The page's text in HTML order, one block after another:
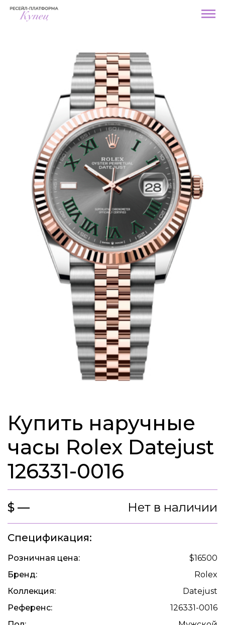
Купить наручные
часы Rolex Datejust
126331-0016
$ — Нет в наличии
Спецификация:
Розничная цена:
$16500
Бренд:
Rolex
Коллекция:
Datejust
Референс:
126331-0016